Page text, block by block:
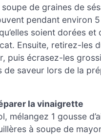
soupe de graines de
pendant environ
soient dorées
Ensuite, retirez-les
puis écrasez-les
de saveur lors de la
la vinaigrette
mélangez 1 gousse
à soupe de